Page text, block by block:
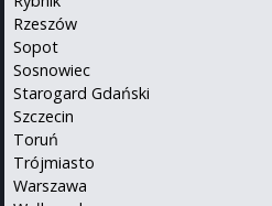
Rzeszów
Sopot
Sosnowiec
Starogard Gdański
Szczecin
Toruń
Trójmiasto
Warszawa